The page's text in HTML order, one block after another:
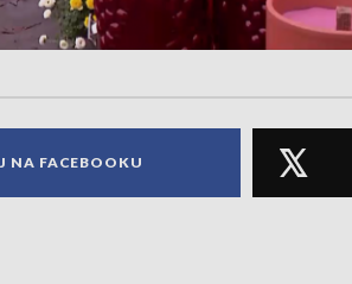
NA FACEBOOKU